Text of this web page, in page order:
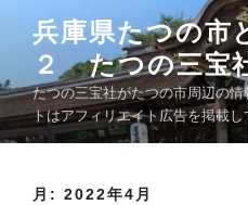
ン
ツ
へ
兵庫県たつの
２ たつの三宝
たつの三宝社がたつの市周辺の
トはアフィリエイト広告を掲載し
月: 2022年4月